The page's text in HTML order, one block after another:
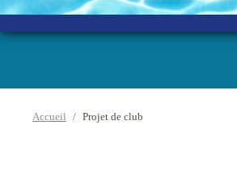
Accueil Projet de club